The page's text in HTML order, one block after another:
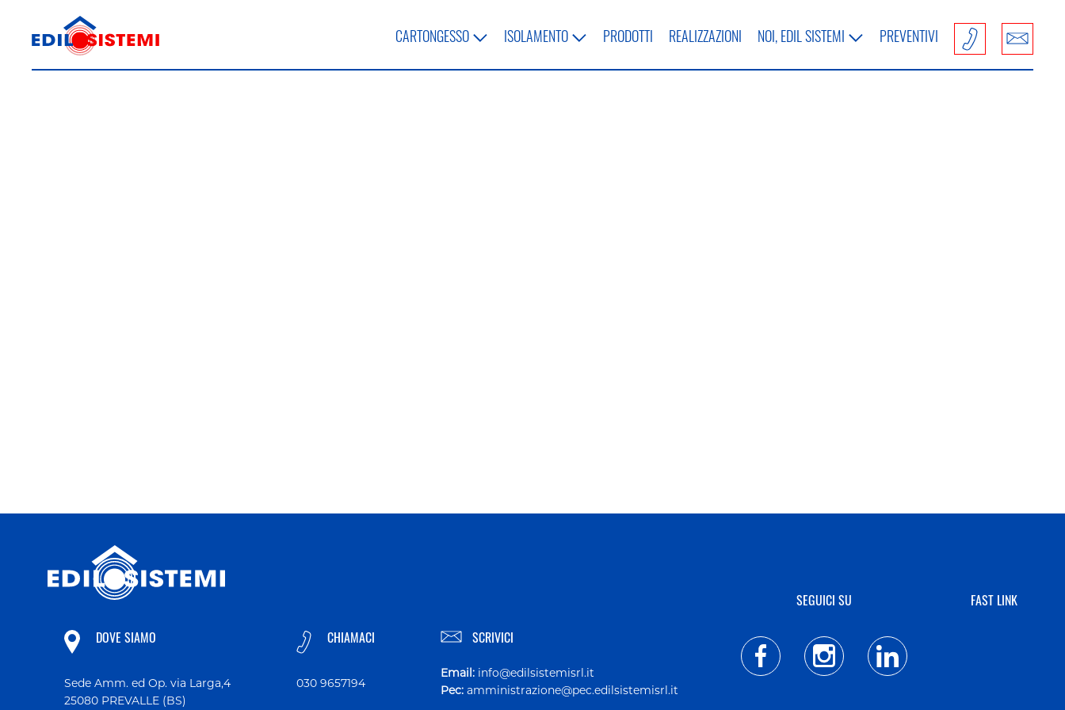
CARTONGESSO ISOLAMENTO PRODOTTI REALIZZAZIONI NOI, EDIL SISTEMI PREVENTIVI
DOVE SIAMO
Sede Amm. ed Op. via Larga,4
25080 PREVALLE (BS)
CHIAMACI
030 9657194
SCRIVICI
Email: info@edilsistemisrl.it
Pec: amministrazione@pec.edilsistemisrl.it
SEGUICI SU FAST LINK